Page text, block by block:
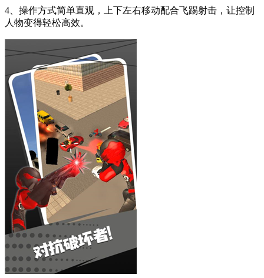
4、操作方式简单直观，上下左右移动配合飞踢射击，让控制
人物变得轻松高效。